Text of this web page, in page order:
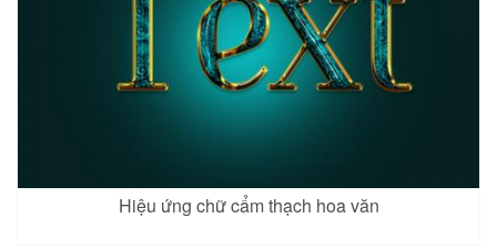
Hiệu ứng chữ cẩm thạch hoa văn